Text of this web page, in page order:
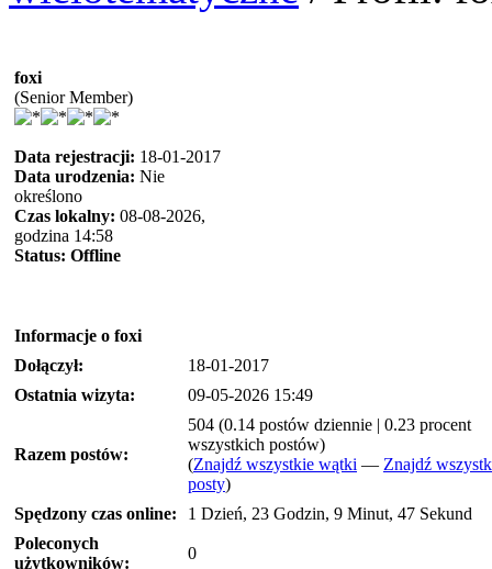
foxi
(Senior Member)
Data rejestracji: 18-01-2017
Data urodzenia: Nie
określono
Czas lokalny: 08-08-2026,
godzina 14:58
Status: Offline
Informacje o foxi
Dołączył:
18-01-2017
Ostatnia wizyta:
09-05-2026 15:49
Razem postów:
504 (0.14 postów dziennie | 0.23 procent
wszystkich postów)
(Znajdź wszystkie wątki — Znajdź
posty)
Spędzony czas online:
1 Dzień, 23 Godzin, 9 Minut, 47 Sekund
Poleconych
użytkowników:
0